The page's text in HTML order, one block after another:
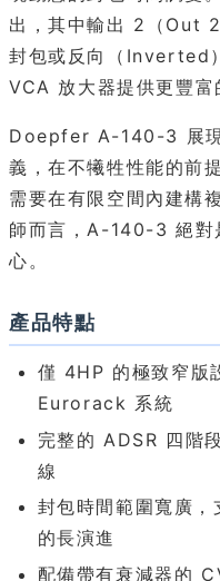
出，其中輸出 2（Out
封包或反向（Inverted
VCA 放大器提供更豐富
Doepfer A-140-3 展現
義，在不犧牲性能的前
需要在有限空間內建構
師而言，A-140-3 絕對
心。
產品特點
僅 4HP 的極致窄版
Eurorack 系統
完整的 ADSR 四階
線
封包時間範圍寬廣
的長演進
配備帶有衰減器的